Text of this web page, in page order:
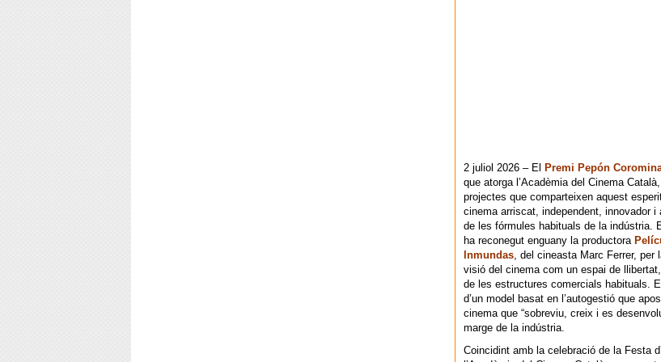
2 juliol 2026 – El Premi Pepón
que atorga l’Acadèmia del Cinema
projectes que comparteixen aquest
cinema arriscat, independent, innovador i
de les fórmules habituals de la indústria.
ha reconegut enguany la productora
Inmundas, del cineasta Marc Ferrer, per
visió del cinema com un espai de
de les estructures comercials habituals.
d’un model basat en l’autogestió que
cinema que “sobreviu, creix i es
marge de la indústria.
Coincidint amb la celebració de la Festa